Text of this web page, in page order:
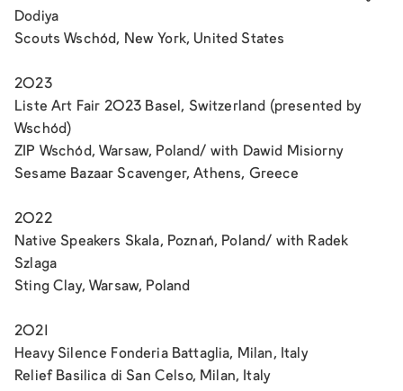
Dodiya
Scouts Wschód, New York, United States
2023
Liste Art Fair 2023 Basel, Switzerland (presented by
Wschód)
ZIP Wschód, Warsaw, Poland/ with Dawid Misiorny
Sesame Bazaar Scavenger, Athens, Greece
2022
Native Speakers Skala, Poznań, Poland/ with Radek
Szlaga
StingClay, Warsaw, Poland
2021
Heavy Silence Fonderia Battaglia, Milan, Italy
Relief Basilica di San Celso, Milan, Italy